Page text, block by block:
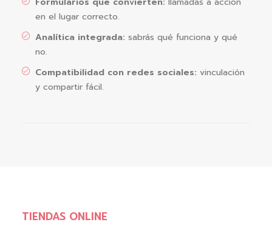
en el lugar correcto.
Analítica integrada: sabrás qué funciona y qué
no.
Compatibilidad con redes sociales: vinculación
y compartir fácil.
TIENDAS ONLINE